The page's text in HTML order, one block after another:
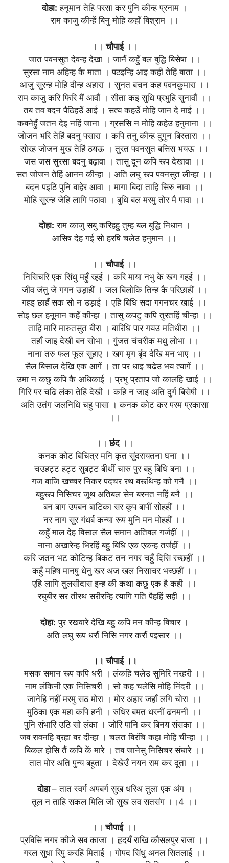
दोहा: हनूमान तेहि परसा कर पुनि कीन्ह प्रनाम ।
राम काजु कीन्हें बिनु मोहि कहाँ बिश्राम ।।
।।चौपाई।।
जात पवनसुत देवन्ह देखा । जानैं कहुँ बल बुद्धि बिसेषा ।।
सुरसा नाम अहिन्ह कै माता । पठइन्हि आइ कही तेहिं बाता ।।
आजु सुरन्ह मोहि दीन्ह अहारा । सुनत बचन कह पवनकुमारा ।।
राम काजु करि फिरि मैं आवौं । सीता कइ सुधि प्रभुहि सुनावौं ।।
तब तव बदन पैठिहउँ आई । सत्य कहउँ मोहि जान दे माई ।।
कबनेहुँ जतन देइ नहिं जाना । ग्रससि न मोहि कहेउ हनुमाना ।।
जोजन भरि तेहिं बदनु पसारा । कपि तनु कीन्ह दुगुन बिस्तारा ।।
सोरह जोजन मुख तेहिं ठयऊ । तुरत पवनसुत बत्तिस भयऊ ।।
जस जस सुरसा बदनु बढ़ावा । तासु दून कपि रूप देखावा ।।
सत जोजन तेहिं आनन कीन्हा । अति लघु रूप पवनसुत लीन्हा ।।
बदन पइठि पुनि बाहेर आवा । मागा बिदा ताहि सिरु नावा ।।
मोहि सुरन्ह जेहि लागि पठावा । बुधि बल मरमु तोर मै पावा ।।
दोहा: राम काजु सबु करिहहु तुम्ह बल बुद्धि निधान ।
आसिष देह गई सो हरषि चलेउ हनुमान ।।
।।चौपाई ।।
निसिचरि एक सिंधु महुँ रहई । करि माया नभु के खग गहई ।।
जीव जंतु जे गगन उड़ाहीं । जल बिलोकि तिन्ह कै परिछाहीं ।।
गहइ छाहँ सक सो न उड़ाई । एहि बिधि सदा गगनचर खाई ।।
सोइ छल हनूमान कहँ कीन्हा । तासु कपटु कपि तुरतहिं चीन्हा ।।
ताहि मारि मारुतसुत बीरा । बारिधि पार गयउ मतिधीरा ।।
तहाँ जाइ देखी बन सोभा । गुंजत चंचरीक मधु लोभा ।।
नाना तरु फल फूल सुहाए । खग मृग बृंद देखि मन भाए ।।
सैल बिसाल देखि एक आगें । ता पर धाइ चढेउ भय त्यागें ।।
उमा न कछु कपि कै अधिकाई । प्रभु प्रताप जो कालहि खाई ।।
गिरि पर चढि लंका तेहिं देखी । कहि न जाइ अति दुर्ग बिसेषी ।।
अति उतंग जलनिधि चहु पासा । कनक कोट कर परम प्रकासा
।।
।। छंद।।
कनक कोट बिचित्र मनि कृत सुंदरायतना घना ।।
चउहट्ट हट्ट सुबट्ट बीथीं चारु पुर बहु बिधि बना ।।
गज बाजि खच्चर निकर पदचर रथ बरूथिन्ह को गनै ।।
बहुरूप निसिचर जूथ अतिबल सेन बरनत नहिं बनै ।।
बन बाग उपबन बाटिका सर कूप बापीं सोहहीं ।।
नर नाग सुर गंधर्ब कन्या रूप मुनि मन मोहहीं ।।
कहुँ माल देह बिसाल सैल समान अतिबल गर्जहीं ।।
नाना अखारेन्ह भिरहिं बहु बिधि एक एकन्ह तर्जहीं ।।
करि जतन भट कोटिन्ह बिकट तन नगर चहुँ दिसि रच्छहीं ।।
कहुँ महिष मानषु धेनु खर अज खल निसाचर भच्छहीं ।।
एहि लागि तुलसीदास इन्ह की कथा कछु एक है कही ।।
रघुबीर सर तीरथ सरीरन्हि त्यागि गति पैहहिं सही ।।
दोहा: पुर रखवारे देखि बहु कपि मन कीन्ह बिचार ।
अति लघु रूप धरौं निसि नगर करौं पइसार ।।
।। चौपाई ।।
मसक समान रूप कपि धरी । लंकहि चलेउ सुमिरि नरहरी ।।
नाम लंकिनी एक निसिचरी । सो कह चलेसि मोहि निंदरी ।।
जानेहि नहीं मरमु सठ मोरा । मोर अहार जहाँ लगि चोरा ।।
मुठिका एक महा कपि हनी । रुधिर बमत धरनीं ढनमनी ।।
पुनि संभारि उठि सो लंका । जोरि पानि कर बिनय संसका ।।
जब रावनहि ब्रह्म बर दीन्हा । चलत बिरंचि कहा मोहि चीन्हा ।।
बिकल होसि तैं कपि कें मारे । तब जानेसु निसिचर संघारे ।।
तात मोर अति पुन्य बहूता । देखेउँ नयन राम कर दूता ।।
दोहा– तात स्वर्ग अपबर्ग सुख धरिअ तुला एक अंग ।
तूल न ताहि सकल मिलि जो सुख लव सतसंग ।।4 ।।
।। चौपाई।।
प्रबिसि नगर कीजे सब काजा । हृदयँ राखि कौसलपुर राजा ।।
गरल सुधा रिपु करहिं मिताई । गोपद सिंधु अनल सितलाई ।।